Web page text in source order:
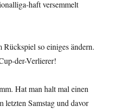
haft versemmelt
so einiges ändern.
der-Verlierer!
Hat man halt mal einen
letzten Samstag und davor